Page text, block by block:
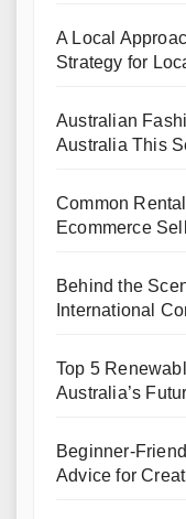
A Local
Strategy for
Australian
Australia This
Common
Ecommerce
Behind the
International
Top 5
Australia’s
Beginner-
Advice for